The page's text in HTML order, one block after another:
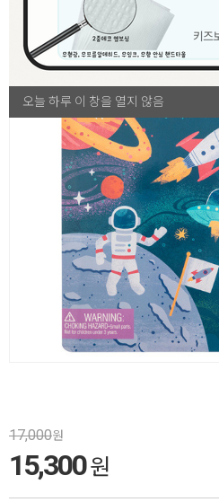
오늘 하루 이 창을 열지 않음
오늘 하루 이 창을 열지 않음
17,000원
15,300원